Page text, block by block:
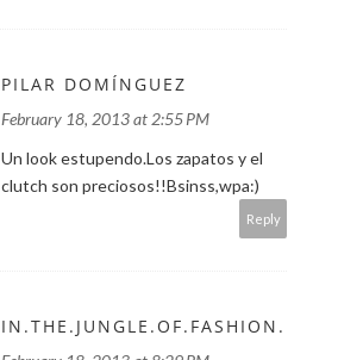
PILAR DOMÍNGUEZ
February 18, 2013 at 2:55 PM
Un look estupendo.Los zapatos y el
clutch son preciosos!!Bsinss,wpa:)
Reply
IN.THE.JUNGLE.OF.FASHION.